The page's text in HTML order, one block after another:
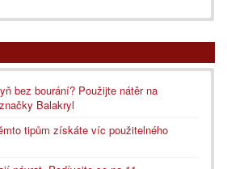
bez bourání? Použijte nátěr na
Balakryl
tipům získáte víc použitelného